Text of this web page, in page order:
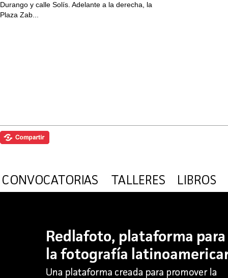
Durango y calle Solís. Adelante a la derecha, la
Plaza Zab...